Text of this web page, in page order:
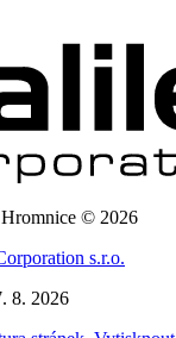
© 2026
s.r.o.
8. 2026